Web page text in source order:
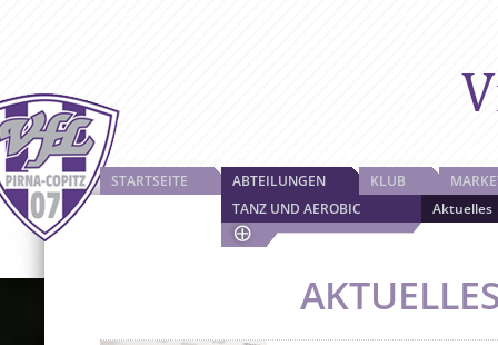
STARTSEITE
ABTEILUNGEN
TANZ UND AEROBIC
Aktuelles
KLUB